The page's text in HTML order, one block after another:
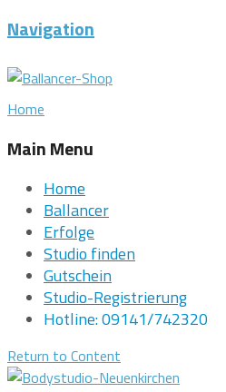
Navigation
Home
Main Menu
Home
Ballancer
Erfolge
Studio finden
Gutschein
Studio-Registrierung
Hotline: 09141/742320
Return to Content